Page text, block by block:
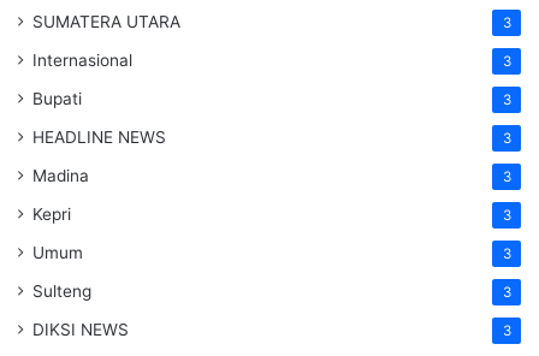
SUMATERA UTARA 3
Internasional 3
Bupati 3
HEADLINE NEWS 3
Madina 3
Kepri 3
Umum 3
Sulteng 3
DIKSI NEWS 3